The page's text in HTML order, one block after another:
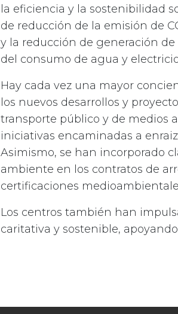
la eficiencia y la sostenibilidad
de reducción de la emisión de
y la reducción de generación
del consumo de agua y
Hay cada vez una mayor
los nuevos desarrollos y
transporte público y de medios
iniciativas encaminadas a
Asimismo, se han incorporado
ambiente en los contratos de
certificaciones
Los centros también han
caritativa y sostenible,